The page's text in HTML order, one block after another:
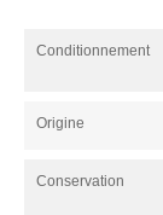
Conditionnement
Origine
Conservation